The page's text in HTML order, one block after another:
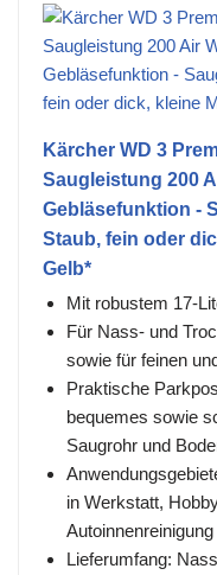
Kärcher WD 3
Saugleistung 200
Gebläsefunktion -
Staub, fein oder
Gelb*
Mit robustem 17-
Für Nass- und
sowie für feinen
Praktische
bequemes sowie
Saugrohr und
in Werkstatt,
Lieferumfang: